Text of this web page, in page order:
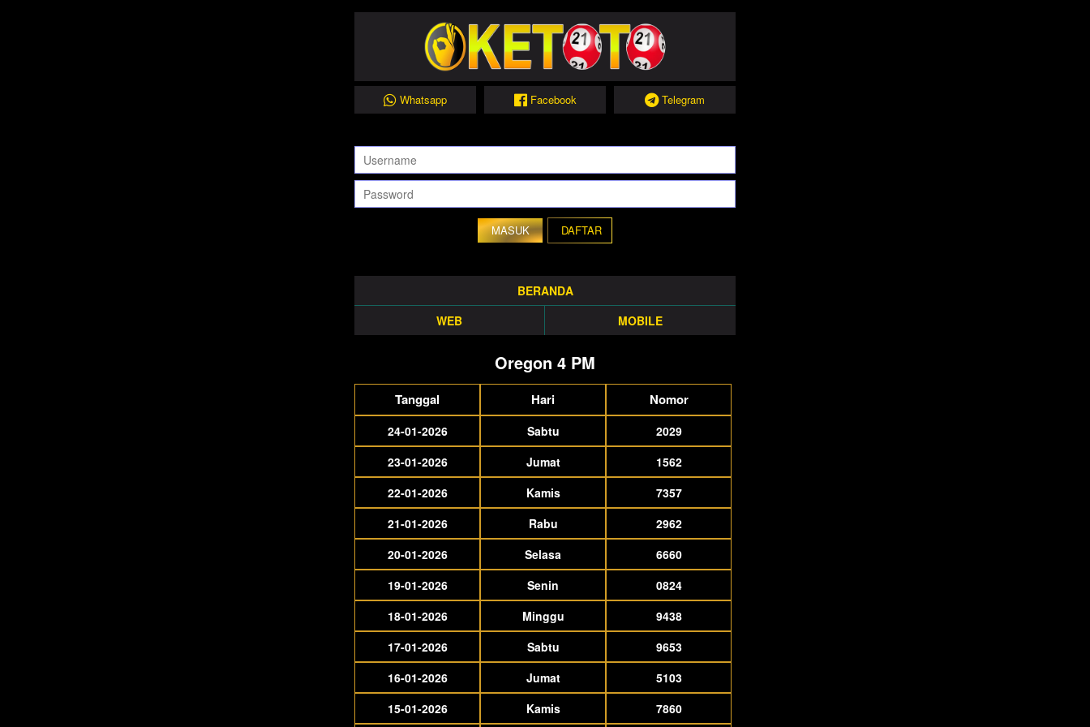
Whatsapp Facebook Telegram
DAFTAR
BERANDA
WEB
MOBILE
Oregon 4 PM
Tanggal Hari Nomor
24-01-2026 Sabtu
2029
23-01-2026
Jumat
1562
22-01-2026
Kamis
7357
21-01-2026
Rabu
2962
20-01-2026
Selasa
6660
19-01-2026
Senin
0824
18-01-2026
Minggu
9438
17-01-2026
Sabtu
9653
16-01-2026
Jumat
5103
15-01-2026
Kamis 7860